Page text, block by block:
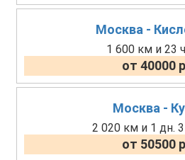
Москва -
1 600 км и 23
от 40000
Москва -
2 020 км и 1 дн.
от 50500